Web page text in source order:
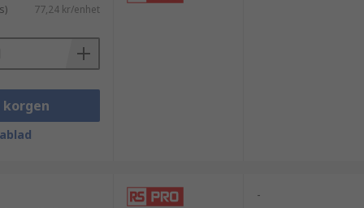
77,24 kr/enhet
korgen
-